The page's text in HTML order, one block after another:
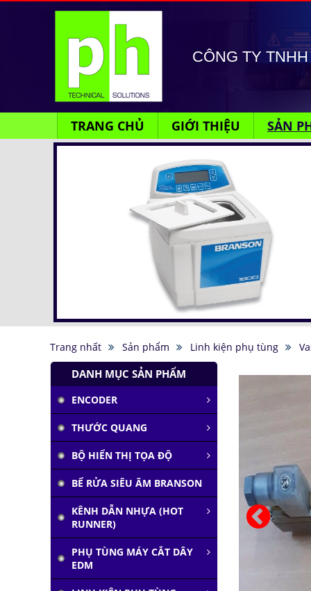
CÔNG TY
TRANG CHỦ GIỚI THIỆU SẢN
Trang nhất Sản phẩm Linh kiện phụ tùng
DANH MỤC SẢN PHẨM
ENCODER
THƯỚC QUANG
BỘ HIỂN THỊ TỌA ĐỘ
BỂ RỬA SIÊU ÂM BRANSON
KÊNH DẪN NHỰA (HOT
RUNNER)
PHỤ TÙNG MÁY CẮT DÂY
EDM